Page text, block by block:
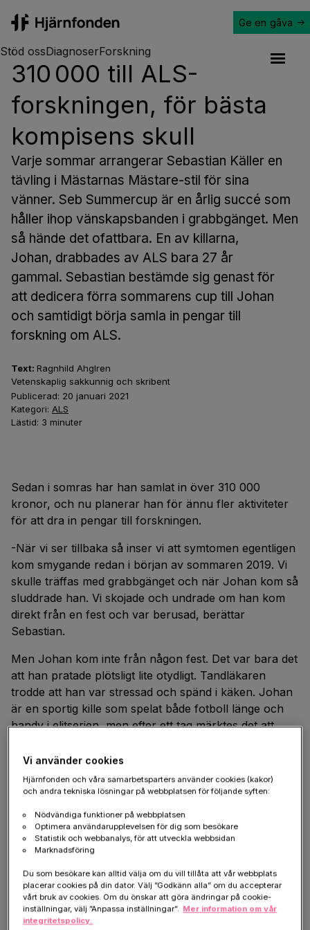
Ge en gåva
Stöd ossDiagnoserForskning
Text: Ragnhild Ahglren
Vetenskaplig sakkunnig och skribent
Publicerad: 20 januari 2021
Kategori: ALS
Lästid: 3 minuter
310 000 till ALS-
forskningen, för bästa
kompisens skull
Varje sommar arrangerar Sebastian Käller en
tävling i Mästarnas Mästare-stil för sina
vänner. Seb Summercup är en årlig succé som
håller ihop vänskapsbanden i grabbgänget. Men
så hände det ofattbara. En av killarna,
Johan, drabbades av ALS bara 27 år
gammal. Sebastian bestämde sig genast för
att dedicera förra sommarens cup till Johan
och samtidigt börja samla in pengar till
forskning om ALS.
Sedan i somras har han samlat in över 310 000
kronor, och nu planerar han för ännu fler aktiviteter
för att dra in pengar till forskningen.
-När vi ser tillbaka så inser vi att symtomen egentligen
kom smygande redan i början av sommaren 2019. Vi
skulle träffas med grabbgänget och när Johan kom så
sluddrade han. Vi skojade och undrade om han kom
direkt från en fest och var berusad, berättar
Sebastian.
Men Johan kom inte från någon fest. Det var bara det
att han pratade plötsligt lite otydligt. Tandläkaren
trodde att han var stressad och spänd i käken. Johan
är en sportig kille som spelat både fotboll länge och
bandy i elitserien, men efter ett tag märktes det att
2019 blev det fler undersökningar hos läkare och i
februari kom beskedet. ALS.
gången till sommaren och fick nu beskedet att han
drabbats av den obotliga sjukdomen ALS.
En ALS-insamling för Johan
Ingen kan göra allt med alla kan göra något. Men vad
Vi använder cookies
Hjärnfonden och våra samarbetsparters använder cookies (kakor)
och andra tekniska lösningar på webbplatsen för följande syften:
Nödvändiga funktioner på webbplatsen
Optimera användarupplevelsen för dig som besökare
Statistik och webbanalys, för att utveckla webbsidan
Marknadsföring
Du som besökare kan alltid välja om du vill tillåta att vår webbplats
placerar cookies på din dator. Välj ”Godkänn alla” om du accepterar
vårt bruk av cookies. Om du önskar att göra ändringar på cookie-
inställningar, välj ”Anpassa inställningar”. Mer information om vår
integritetspolicy.